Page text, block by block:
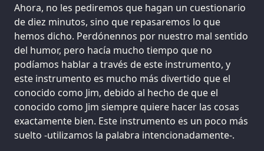
Ahora, no les pediremos que hagan un cuestionario
de diez minutos, sino que repasaremos lo que
hemos dicho. Perdónennos por nuestro mal sentido
del humor, pero hacía mucho tiempo que no
podíamos hablar a través de este instrumento, y
este instrumento es mucho más divertido que el
conocido como Jim, debido al hecho de que el
conocido como Jim siempre quiere hacer las cosas
exactamente bien. Este instrumento es un poco más
suelto -utilizamos la palabra intencionadamente-.